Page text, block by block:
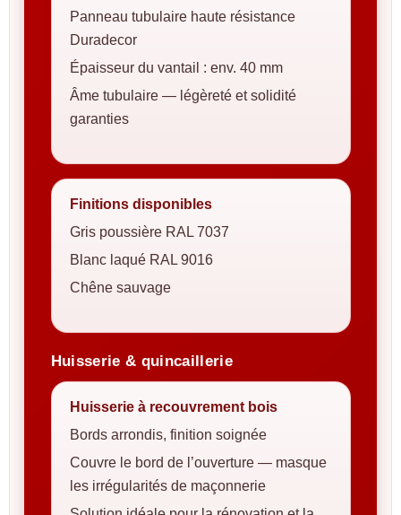
Panneau tubulaire haute résistance
Duradecor
Épaisseur du vantail : env. 40 mm
Âme tubulaire — légèreté et solidité
garanties
Finitions disponibles
Gris poussière RAL 7037
Blanc laqué RAL 9016
Chêne sauvage
Huisserie & quincaillerie
Huisserie à recouvrement bois
Bords arrondis, finition soignée
Couvre le bord de l’ouverture — masque
les irrégularités de maçonnerie